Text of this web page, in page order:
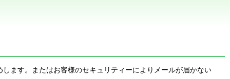
ます。またはお客様のセキュリティーによりメールが届かない